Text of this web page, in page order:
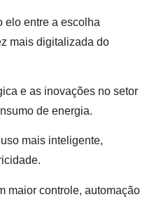
elo entre a escolha
mais digitalizada do
e as inovações no setor
de energia.
mais inteligente,
maior controle, automação